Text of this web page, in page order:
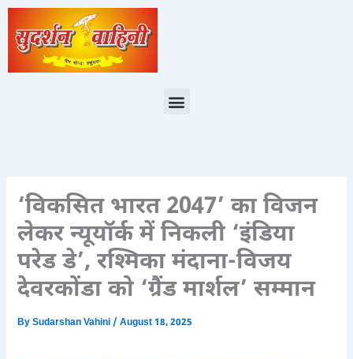
Skip
content
Menu
‘विकसित भारत 2047’ का विजन
लेकर न्यूयॉर्क में निकली ‘इंडिया
परेड डे’, रश्मिका मंदाना-विजय
देवरकोंडा को ‘ग्रैंड मार्शल’ सम्मान
BySudarshan Vahini/August 18, 2025